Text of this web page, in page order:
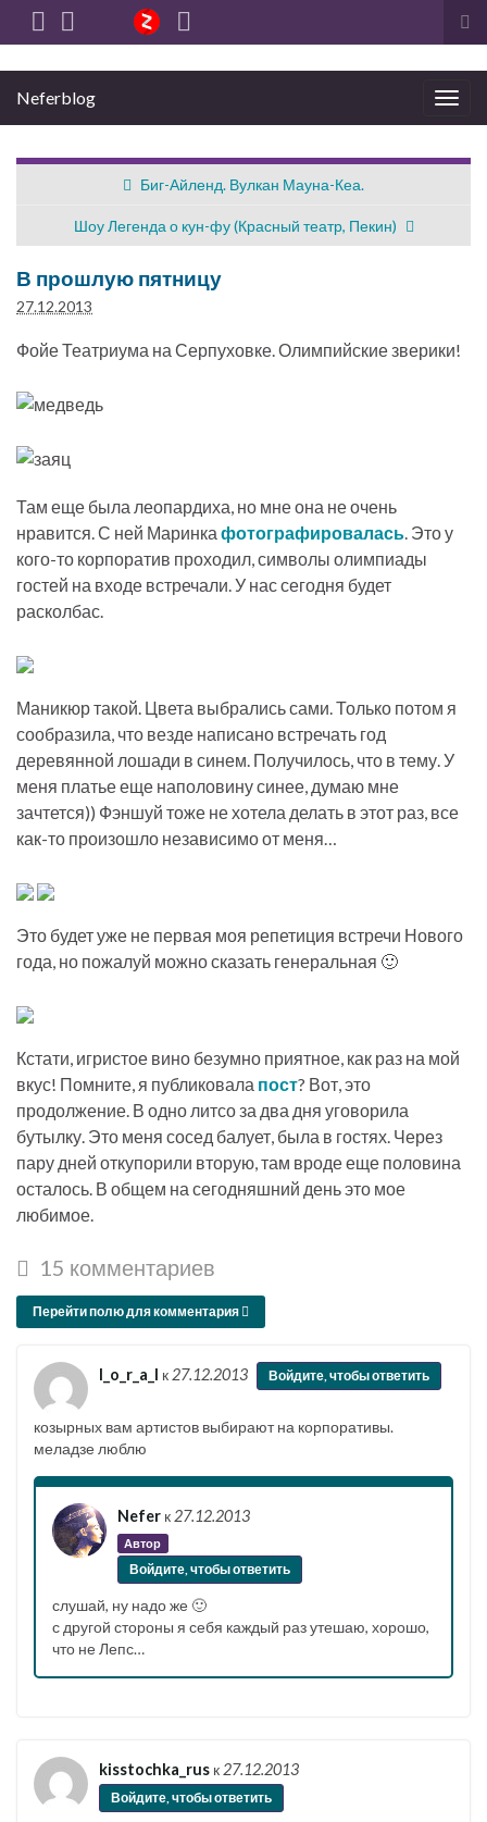
Вкл/
выкл
Neferblog
Биг-Айленд. Вулкан Мауна-Кеа.
Шоу Легенда о кун-фу (Красный театр, Пекин)
В прошлую пятницу
27.12.2013
Фойе Театриума на Серпуховке. Олимпийские зверики!
Там еще была леопардиха, но мне она не очень
нравится. С ней Маринка фотографировалась. Это у
кого-то корпоратив проходил, символы олимпиады
гостей на входе встречали. У нас сегодня будет
расколбас.
Маникюр такой. Цвета выбрались сами. Только потом я
сообразила, что везде написано встречать год
деревянной лошади в синем. Получилось, что в тему. У
меня платье еще наполовину синее, думаю мне
зачтется)) Фэншуй тоже не хотела делать в этот раз, все
как-то произошло независимо от меня…
Это будет уже не первая моя репетиция встречи Нового
года, но пожалуй можно сказать генеральная 🙂
Кстати, игристое вино безумно приятное, как раз на мой
вкус! Помните, я публиковала пост? Вот, это
продолжение. В одно литсо за два дня уговорила
бутылку. Это меня сосед балует, была в гостях. Через
пару дней откупорили вторую, там вроде еще половина
осталось. В общем на сегодняшний день это мое
любимое.
15 комментариев
Перейти полю для комментария
l_o_r_a_l к 27.12.2013 Войдите, чтобы ответить
козырных вам артистов выбирают на корпоративы.
меладзе люблю
Nefer к 27.12.2013
Автор
Войдите, чтобы ответить
слушай, ну надо же 🙂
с другой стороны я себя каждый раз утешаю, хорошо,
что не Лепс…
kisstochka_rus к 27.12.2013
Войдите, чтобы ответить